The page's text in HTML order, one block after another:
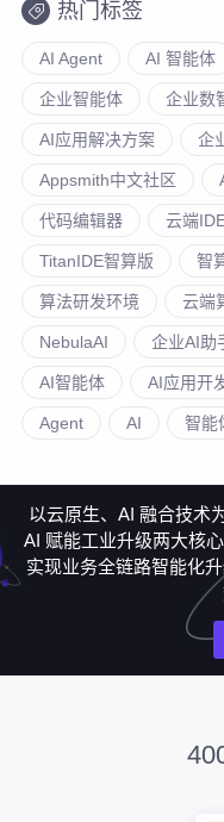
热门标签
AI Agent AI 智能体
企业智能体 企业数
AI应用解决方案 企
Appsmith中文社区
代码编辑器 云端
TitanIDE智算版 智
算法研发环境 云端
NebulaAI 企业AI助
AI智能体 AI应用开
Agent AI 智能
以云原生、AI 融合技术
AI 赋能工业升级两大核
实现业务全链路智能化